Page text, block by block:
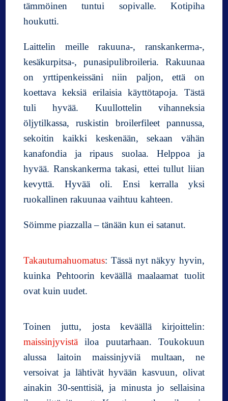
tämmöinen tuntui sopivalle. Kotipiha
houkutti.
Laittelin meille rakuuna-, ranskankerma-,
kesäkurpitsa-, punasipulibroileria. Rakuunaa
on yrttipenkeissäni niin paljon, että on
koettava keksiä erilaisia käyttötapoja. Tästä
tuli hyvää. Kuullottelin vihanneksia
öljytilkassa, ruskistin broilerfileet pannussa,
sekoitin kaikki keskenään, sekaan vähän
kanafondia ja ripaus suolaa. Helppoa ja
hyvää. Ranskankerma takasi, ettei tullut liian
kevyttä. Hyvää oli. Ensi kerralla yksi
ruokallinen rakuunaa vaihtuu kahteen.
Söimme piazzalla – tänään kun ei satanut.
Takautumahuomatus: Tässä nyt näkyy hyvin,
kuinka Pehtoorin keväällä maalaamat tuolit
ovat kuin uudet.
Toinen juttu, josta keväällä kirjoittelin:
maissinjyvistä iloa puutarhaan. Toukokuun
alussa laitoin maissinjyviä multaan, ne
versoivat ja lähtivät hyvään kasvuun, olivat
ainakin 30-senttisiä, ja minusta jo sellaisina